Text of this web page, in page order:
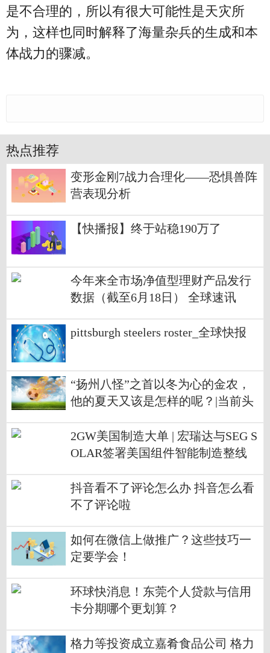
是不合理的，所以有很大可能性是天灾所
为，这样也同时解释了海量杂兵的生成和本
体战力的骤减。
热点推荐
变形金刚7战力合理化——恐惧兽阵
营表现分析
【快播报】终于站稳190万了
今年来全市场净值型理财产品发行
数据（截至6月18日） 全球速讯
pittsburgh steelers roster_全球快报
“扬州八怪”之首以冬为心的金农，
他的夏天又该是怎样的呢？|当前头
2GW美国制造大单 | 宏瑞达与SEG S
OLAR签署美国组件智能制造整线
抖音看不了评论怎么办 抖音怎么看
不了评论啦
如何在微信上做推广？这些技巧一
定要学会！
环球快消息！东莞个人贷款与信用
卡分期哪个更划算？
格力等投资成立嘉肴食品公司 格力